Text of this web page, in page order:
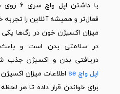
با
فعال‌تر و همیشه آنلاین را تجربه
میزان اکسیژن خون در رگ‌ها
در سلامتی بدن است و باعث
دریافتی بدن و اکسیژن جذب
اپل واچ se
اطلاعات میزان
برای خواندن قرار داده تا هر